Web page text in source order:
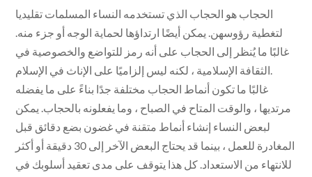
الحجاب هو الحجاب الذي تستخدمه النساء المسلمات تقليديا
لتغطية رؤوسهن. يمكن أيضًا ارتداؤها لحماية الوجه أو جزء منه.
غالبًا ما يُنظر إلى الحجاب على أنه رمز للتواضع والخصوصية في
غالبًا ما تكون أنماط الحجاب مختلفة جدًا بناءً على ما يفضله
مرتديها ، والوقت المتاح في الصباح ، وما يفعلونه بالحجاب. يمكن
لبعض النساء إنشاء أنماط متقنة في غضون بضع دقائق قبل
المغادرة للعمل ، بينما قد يحتاج البعض الآخر إلى 30 دقيقة أو أكثر
للانتهاء من الاستعداد. كل هذا يتوقف على مدى تعقيد أسلوبك في